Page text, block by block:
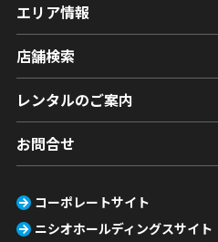
エリア情報
店舗検索
レンタルのご案内
お問合せ
コーポレートサイト
ニシオホールディングスサイト